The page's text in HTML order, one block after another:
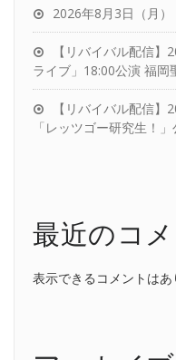
2026年8月3日（月
【リバイバル配信
ライブ」18:00公演 福岡
【リバイバル配信
「レッツゴー研究生！
最近のコ
表示できるコメントはあ